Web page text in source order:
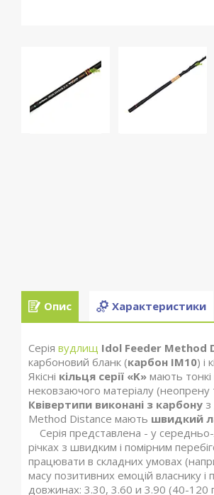
Опис Характеристики
Серія вудлищ Idol Feeder Method
карбоновий бланк (карбон IM10) і
Якісні кільця серії «K» мають тонкі
нековзаючого матеріалу
Квівертипи виконані з карбону
Method Distance мають швидкий
Серія представлена - у середньо-
річках з швидким і помірним
працювати в складних умовах
масу позитивних емоцій власнику
довжинах: 3.30, 3.60 и 3.90 (40-120